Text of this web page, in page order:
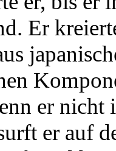
Er
er nicht
er auf